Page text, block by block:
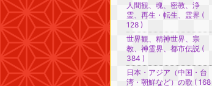
人間観、魂、密教、浄
霊、再生・転生、霊界 (
128 )
世界観、精神世界、宗
教、神霊界、都市伝説 (
384 )
日本・アジア（中国・台
湾・朝鮮など）の歌 ( 168